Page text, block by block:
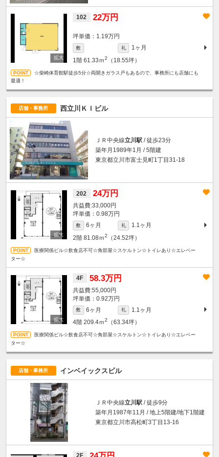
102 22万円
坪単価：1.19万円
敷 礼
1ヶ月
1階 61.33ｍ2 （18.55坪）
☆柴崎体育館駅徒歩5分☆両開きガラス戸もあるので、事務所にも店舗にも
最適！
店舗・事務所 西立川ＫＩビル
ＪＲ中央線立川駅 / 徒歩23分
築年月1989年1月 / 5階建
東京都立川市富士見町1丁目31-18
202 24万円
33,000円
坪単価：0.98万円
敷 6ヶ月 礼
1.1ヶ月
2階 81.08ｍ2 （24.52坪）
医療関係ビル☆飲食店不可☆角部屋☆スケルトン☆トイレあり☆エレベー
ター☆
4F 58.3万円
55,000円
坪単価：0.92万円
敷 6ヶ月 礼
1.1ヶ月
4階 209.4ｍ2 （63.34坪）
医療関係ビル☆飲食店不可☆角部屋☆スケルトン☆トイレあり☆エレベー
ター☆
店舗・事務所 インベイックスビル
ＪＲ中央線立川駅 / 徒歩9分
築年月1987年11月 / 地上5階建/地下1階建
東京都立川市高松町3丁目13-16